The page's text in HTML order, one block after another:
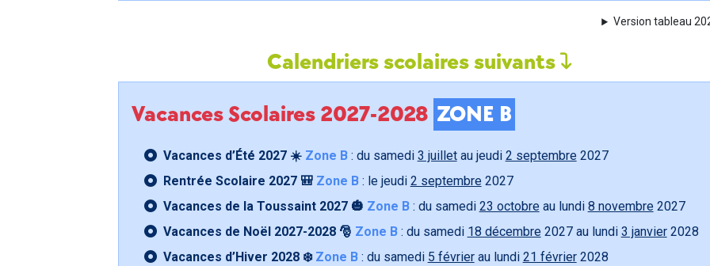
Version tableau
Calendriers scolaires suivants
Vacances Scolaires 2027-2028 ZONE B
Vacances d’Été 2027 ☀️ Zone B: du samedi 3 juilletau jeudi 2 septembre 2027
Rentrée Scolaire 2027 🎒 Zone B: le jeudi 2 septembre 2027
Vacances de la Toussaint 2027 🎃 Zone B: du samedi 23 octobre au lundi 8 novembre 2027
Vacances de Noël 2027-2028 🎅 Zone B: du samedi 18 décembre 2027 au lundi 3 janvier2028
Vacances d’Hiver 2028 ❄️ Zone B: du samedi 5 févrierau lundi 21 février2028